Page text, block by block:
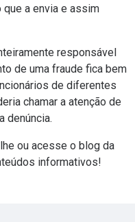
que a envia e assim
responsável
de uma fraude fica bem
de diferentes
chamar a atenção de
denúncia.
ou acesse o blog da
informativos!